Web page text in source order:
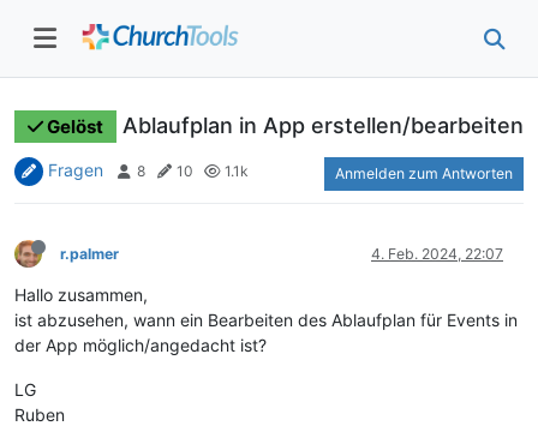
Gelöst Ablaufplan in App erstellen/bearbeiten
Fragen 8 10 1.1k Anmelden zum Antworten
r.palmer 4. Feb. 2024, 22:07
Hallo zusammen,
ist abzusehen, wann ein Bearbeiten des Ablaufplan für Events in
der App möglich/angedacht ist?
LG
Ruben